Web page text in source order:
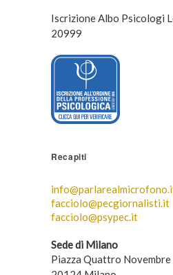
Iscrizione Albo Psicologi
20999
Recapiti
facciolo@pecgiornalisti.it
facciolo@psypec.it
Sede di Milano
Piazza Quattro Novembre